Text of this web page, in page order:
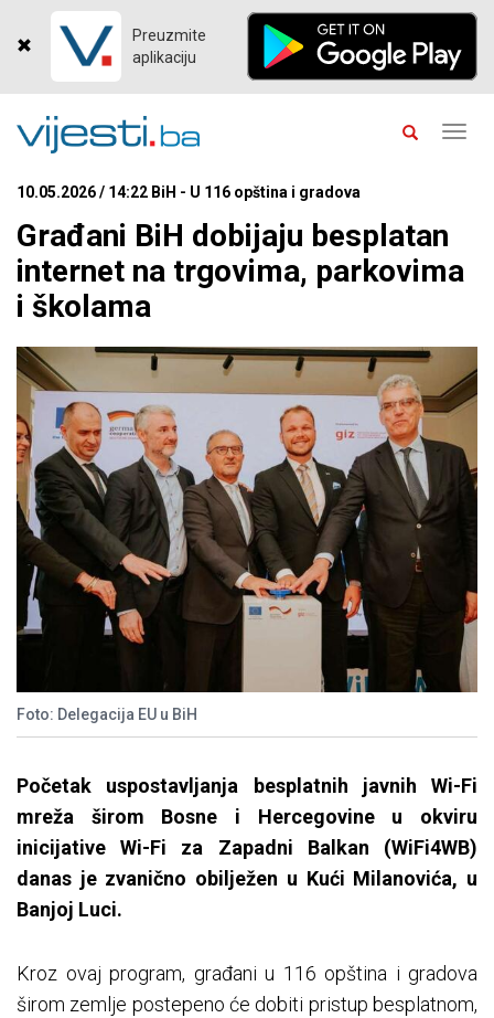
Preuzmite
aplikaciju
10.05.2026 / 14:22 BiH - U 116 opština i gradova
Građani BiH dobijaju besplatan
internet na trgovima, parkovima
i školama
Foto: Delegacija EU u BiH
Početak uspostavljanja besplatnih javnih Wi-Fi
mreža širom Bosne i Hercegovine u okviru
inicijative Wi-Fi za Zapadni Balkan (WiFi4WB)
danas je zvanično obilježen u Kući Milanovića, u
Banjoj Luci.
Kroz ovaj program, građani u 116 opština i gradova
širom zemlje postepeno će dobiti pristup besplatnom,